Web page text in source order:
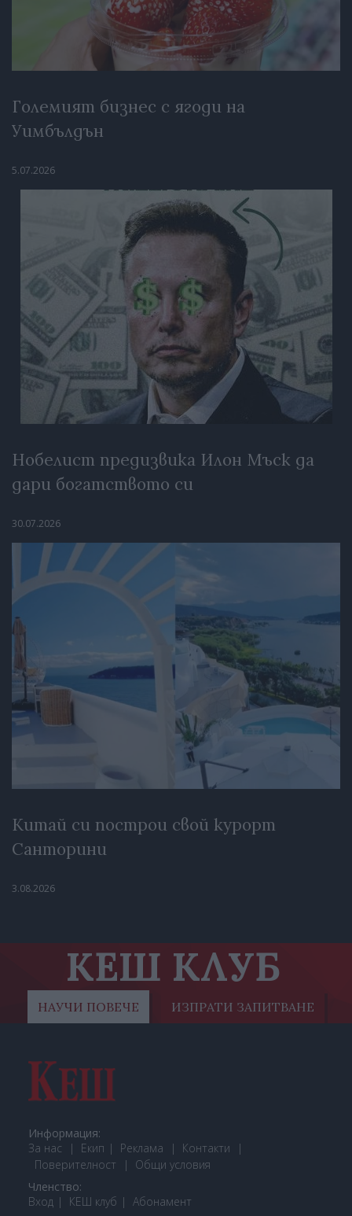
Големият бизнес с ягоди на
Уимбълдън
5.07.2026
Нобелист предизвика Илон Мъск да
дари богатството си
30.07.2026
Китай си построи свой курорт
Санторини
3.08.2026
КЕШ КЛУБ
НАУЧИ ПОВЕЧЕ ИЗПРАТИ ЗАПИТВАНЕ
Информация:
За нас
Екип Реклама
Контакти
Поверителност
Общи условия
Членство:
Вход
КЕШ клуб Абонамент